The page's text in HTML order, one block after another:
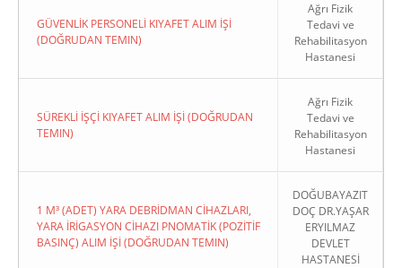
GÜVENLİK PERSONELİ KIYAFET ALIM İŞİ
(DOĞRUDAN TEMIN)
Ağrı Fizik
Tedavi ve
Rehabilitasyon
Hastanesi
SÜREKLİ İŞÇİ KIYAFET ALIM İŞİ (DOĞRUDAN
TEMIN)
Ağrı Fizik
Tedavi ve
Rehabilitasyon
Hastanesi
1 M³ (ADET) YARA DEBRİDMAN CİHAZLARI,
YARA İRİGASYON CİHAZI PNOMATİK (POZİTİF
BASINÇ) ALIM İŞİ (DOĞRUDAN TEMIN)
DOĞUBAYAZIT
DOÇ DR.YAŞAR
ERYILMAZ
DEVLET
HASTANESİ